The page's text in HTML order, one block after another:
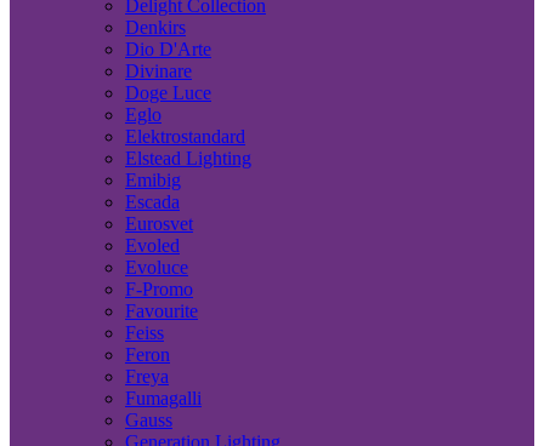
Delight Collection
Denkirs
Dio D'Arte
Divinare
Doge Luce
Eglo
Elektrostandard
Elstead Lighting
Emibig
Escada
Eurosvet
Evoled
Evoluce
F-Promo
Favourite
Feiss
Feron
Freya
Fumagalli
Gauss
Generation Lighting